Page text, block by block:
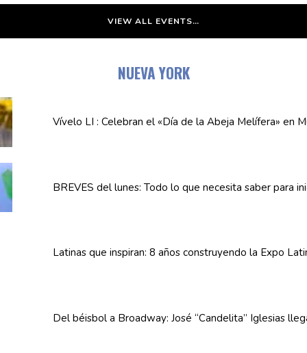
VIEW ALL EVENTS…
NUEVA YORK
Vívelo LI : Celebran el «Día de la Abeja Melífera» en
BREVES del lunes: Todo lo que necesita saber para
Latinas que inspiran: 8 años construyendo la Expo
Del béisbol a Broadway: José “Candelita” Iglesias